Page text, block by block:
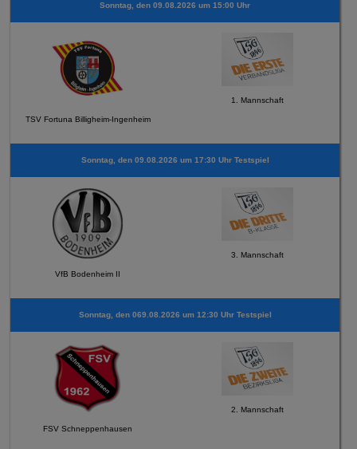
Sonntag, den 09.08.2026 um 15:00 Uhr
TSV Fortuna Billigheim-Ingenheim
1. Mannschaft
Sonntag, den 09.08.2026 um 17:30 Uhr Testspiel
VfB Bodenheim II
3. Mannschaft
Sonntag, den 069.08.2026 um 12:30 Uhr Testspiel
FSV Schneppenhausen
2. Mannschaft